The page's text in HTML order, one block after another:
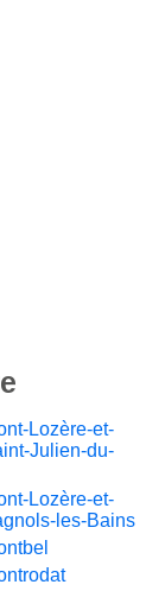
Lozère-et-
Julien-du-
Lozère-et-
les-Bains